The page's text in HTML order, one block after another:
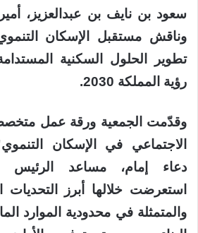
سعود بن نايف بن عبدالعزيز،
وناقش مستقبل الإسكان
تطوير الحلول السكنية
رؤية المملكة 2030.
وقدّمت الجمعية ورقة عمل متخصصة
الاجتماعي في الإسكان
دعاء إمام، مساعد الرئيس
استعرضت خلالها أبرز التحديات
والمتمثلة في محدودية الموارد